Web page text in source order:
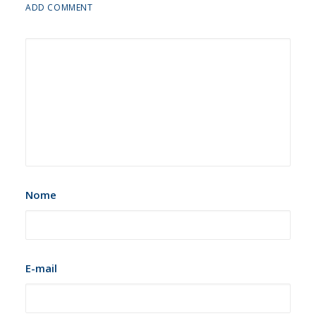
ADD COMMENT
Nome
E-mail